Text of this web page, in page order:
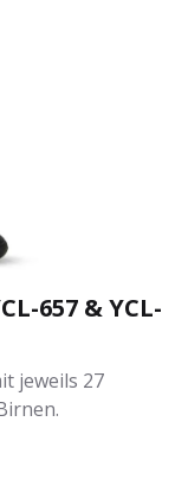
657 & YCL-
jeweils 27